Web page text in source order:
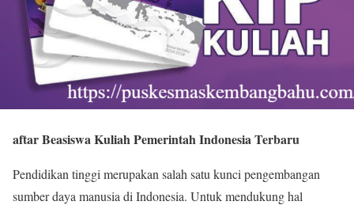
aftar Beasiswa Kuliah Pemerintah Indonesia Terbaru
Pendidikan tinggi merupakan salah satu kunci pengembangan
sumber daya manusia di Indonesia. Untuk mendukung hal